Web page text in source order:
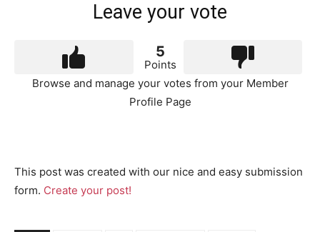
Leave your vote
5
Points
Browse and manage your votes from your Member
Profile Page
This post was created with our nice and easy submission
form. Create your post!